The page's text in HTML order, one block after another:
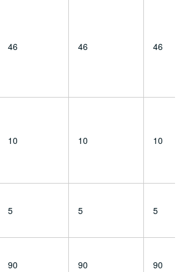
46 46 46
10 10 10
5 5 5
90 90 90